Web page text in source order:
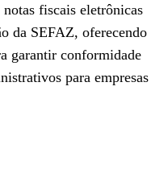
fiscais eletrônicas
da SEFAZ, oferecendo
garantir conformidade
para empresas